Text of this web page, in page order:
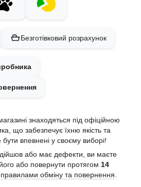
Безготівковий розрахунок
знаходяться під офіційною
що забезпечує їхню якість та
впевнені у своєму виборі!
або має дефекти, ви маєте
або повернути протягом 14
правилами обміну та повернення